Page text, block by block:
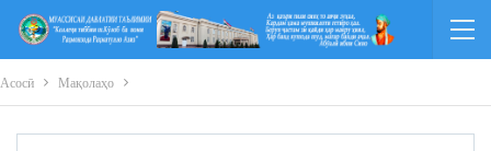
Асосӣ Мақолаҳо